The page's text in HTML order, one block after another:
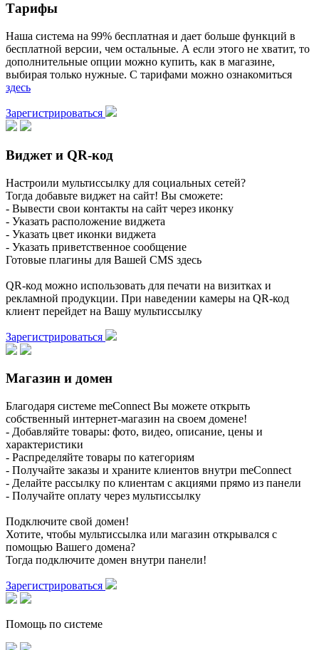
Тарифы
Наша система на 99% бесплатная и дает больше функций в
бесплатной версии, чем остальные. А если этого не хватит, то
дополнительные опции можно купить, как в магазине,
выбирая только нужные. С тарифами можно ознакомиться
здесь
Зарегистрироваться
Виджет и QR-код
Настроили мультиссылку для социальных сетей?
Тогда добавьте виджет на сайт! Вы сможете:
- Вывести свои контакты на сайт через иконку
- Указать расположение виджета
- Указать цвет иконки виджета
- Указать приветственное сообщение
Готовые плагины для Вашей CMS здесь
QR-код можно использовать для печати на визитках и
рекламной продукции. При наведении камеры на QR-код
клиент перейдет на Вашу мультиссылку
Зарегистрироваться
Магазин и домен
Благодаря системе meConnect Вы можете открыть
собственный интернет-магазин на своем домене!
- Добавляйте товары: фото, видео, описание, цены и
характеристики
- Распределяйте товары по категориям
- Получайте заказы и храните клиентов внутри meConnect
- Делайте рассылку по клиентам с акциями прямо из панели
- Получайте оплату через мультиссылку
Подключите свой домен!
Хотите, чтобы мультиссылка или магазин открывался с
помощью Вашего домена?
Тогда подключите домен внутри панели!
Зарегистрироваться
Помощь по системе